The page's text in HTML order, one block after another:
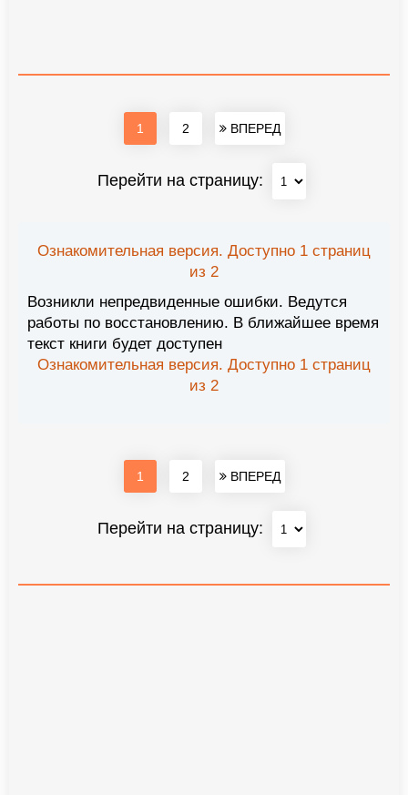
1 2 ВПЕРЕД
Перейти на страницу:
Ознакомительная версия. Доступно 1 страниц
из 2
Возникли непредвиденные ошибки. Ведутся
работы по восстановлению. В ближайшее время
текст книги будет доступен
Ознакомительная версия. Доступно 1 страниц
из 2
1 2 ВПЕРЕД
Перейти на страницу: